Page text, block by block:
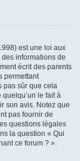
est une loi aux
informations de
écrit des parents
permettant
pas sûr que cela
le fait à
son avis. Notez que
pas fournir de
questions légales
la question « Qui
ce forum ? ».